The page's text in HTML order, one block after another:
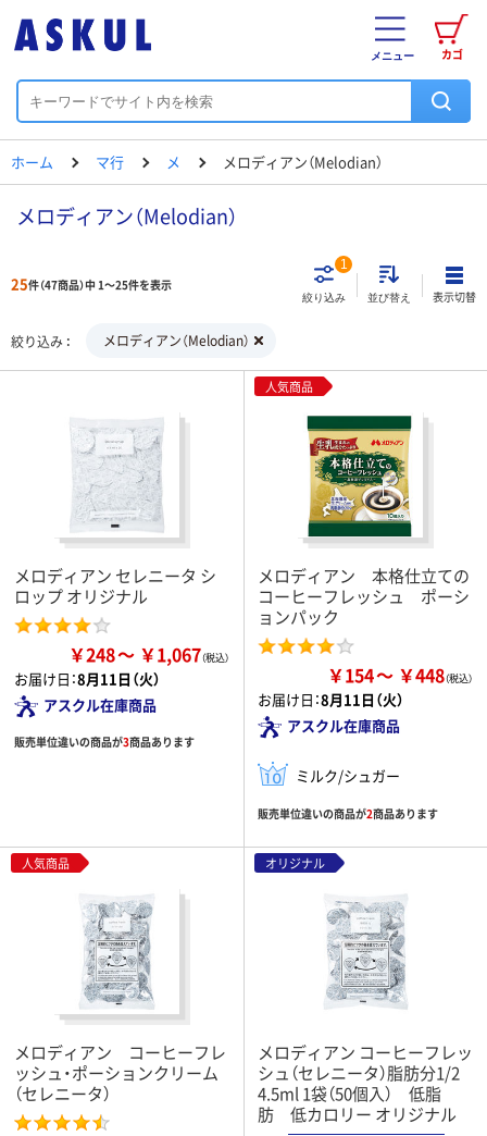
カゴ
メニュー
ホーム マ行 メ メロディアン（Melodian）
メロディアン（Melodian）
25件（47商品）中 1～25件を表示
絞り込み
1
並び替え 表示切替
絞り込み メロディアン（Melodian）
メロディアン セレニータ シ
ロップ オリジナル
￥248 ￥1,067
お届け日：8月11日（火）
アスクル在庫商品
販売単位違いの商品が3商品あります
人気商品
メロディアン 本格仕立ての
コーヒーフレッシュ ポーシ
ョンパック
￥154 ￥448
お届け日：8月11日（火）
アスクル在庫商品
ミルク/シュガー
販売単位違いの商品が2商品あります
人気商品
メロディアン コーヒーフレ
ッシュ・ポーションクリーム
（セレニータ）
オリジナル
メロディアン コーヒーフレッ
シュ（セレニータ）脂肪分1/2
4.5ml 1袋（50個入） 低脂
肪 低カロリー オリジナル